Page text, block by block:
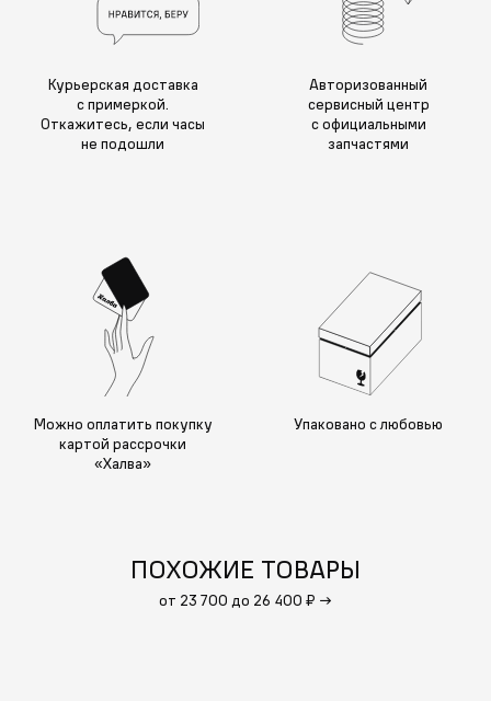
Курьерская доставка
с примеркой.
Откажитесь, если часы
не подошли
Авторизованный
сервисный центр
с официальными
запчастями
Можно оплатить покупку
картой рассрочки
«Халва»
Упаковано с любовью
ПОХОЖИЕ ТОВАРЫ
от 23 700 до 26 400 ₽ →